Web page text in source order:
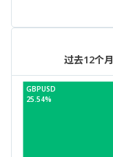
过去12个月
GBPUSD
25.54%